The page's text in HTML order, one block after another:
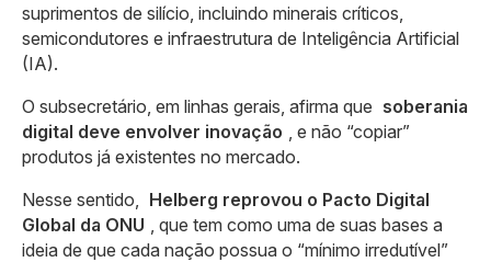
suprimentos de silício, incluindo minerais críticos,
semicondutores e infraestrutura de Inteligência Artificial
(IA).
O subsecretário, em linhas gerais, afirma que soberania
digital deve envolver inovação
, e não “copiar”
produtos já existentes no mercado.
Nesse sentido,
Helberg reprovou o Pacto Digital
Global da ONU
, que tem como uma de suas bases a
ideia de que cada nação possua o “mínimo irredutível”